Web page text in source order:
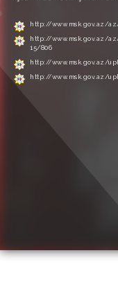
http://www.msk.gov.az/
http://www.msk.gov.az/
15/806
http://www.msk.gov.az/
http://www.msk.gov.az/